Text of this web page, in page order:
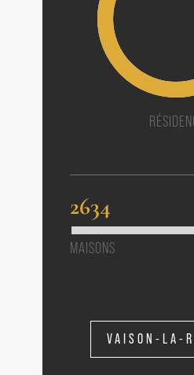
2634
MAISONS
VAISON-LA-